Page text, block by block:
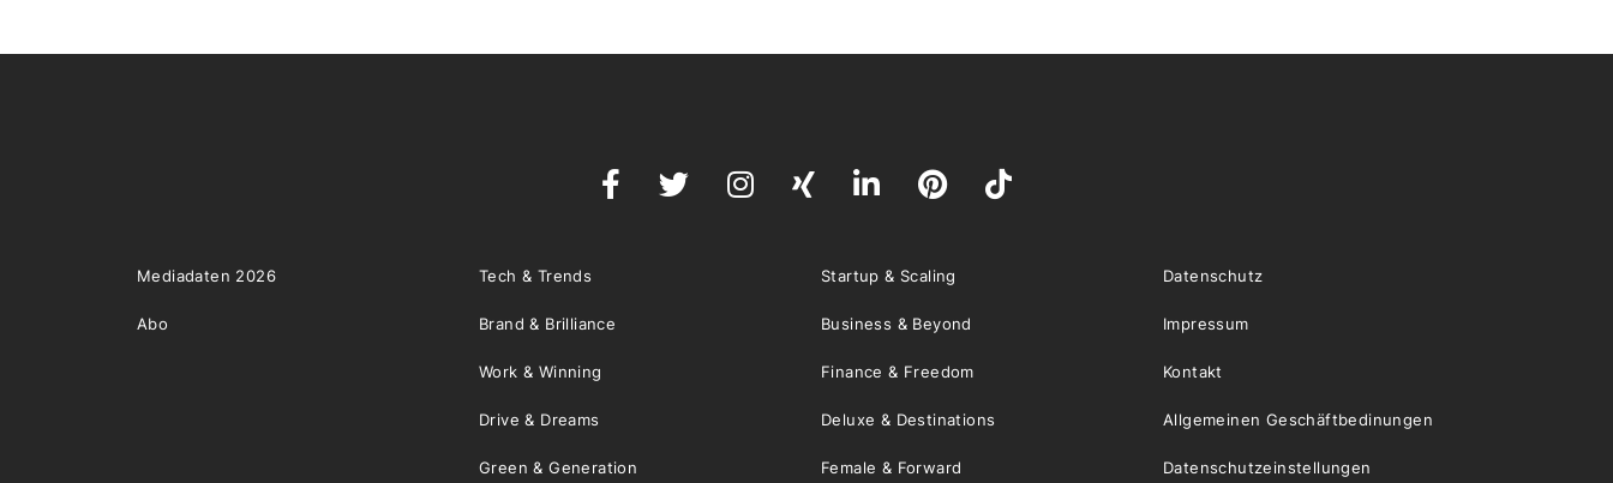
Mediadaten 2026
Abo
Tech & Trends Startup & Scaling
Brand & Brilliance Business & Beyond
Work & Winning Finance & Freedom
Drive & Dreams Deluxe & Destinations
Green & Generation Female & Forward
Datenschutz
Impressum
Kontakt
Allgemeinen Geschäftbedinungen
Datenschutzeinstellungen